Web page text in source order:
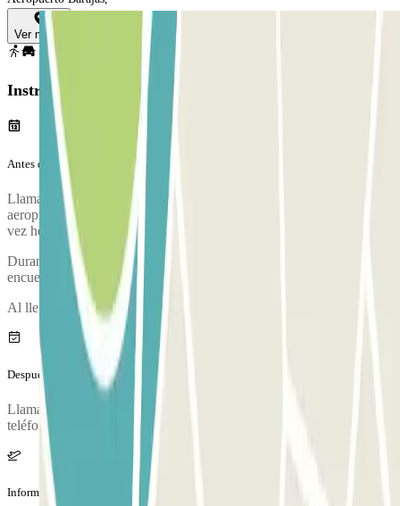
Ver mapa
Instrucciones
Antes de tu viaje
Llama al parking aproximadamente 30 minutos antes de llegar al
aeropuerto. El número de teléfono del parking se proporcionará una
vez hecha la reserva.
Durante la llamada, una persona te confirmará el punto de
encuentro.
Al llegar, se realizará una inspección de tu vehículo.
Después de tu viaje
Llama al parking para solicitar la entrega del vehículo. El número de
teléfono del parking se proporcionará una vez hecha la reserva.
Información adicional